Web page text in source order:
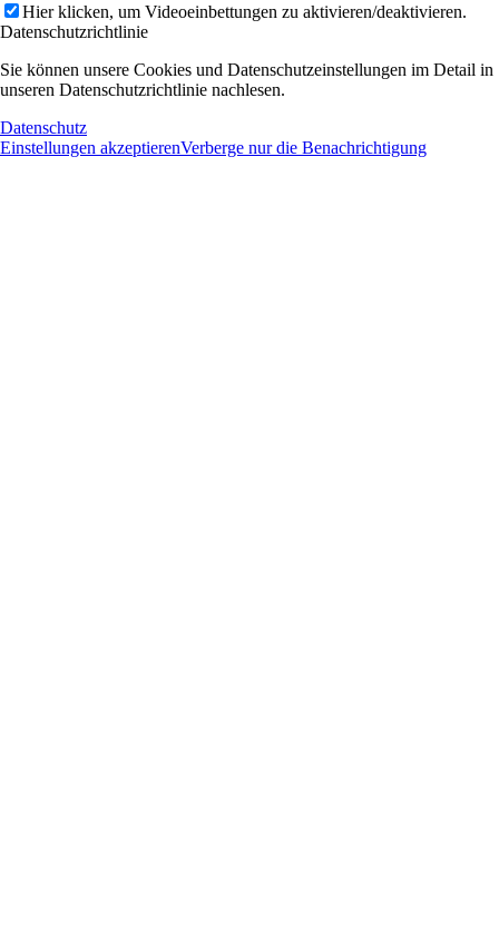
Hier klicken, um Videoeinbettungen zu aktivieren/deaktivieren.
Datenschutzrichtlinie
Sie können unsere Cookies und Datenschutzeinstellungen im Detail in
unseren Datenschutzrichtlinie nachlesen.
Datenschutz
Einstellungen akzeptierenVerberge nur die Benachrichtigung